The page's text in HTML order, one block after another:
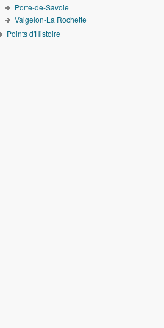
Porte-de-Savoie
Valgelon-La Rochette
Points d'Histoire